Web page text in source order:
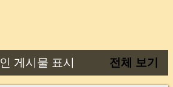
인 게시물 표시 전체 보기